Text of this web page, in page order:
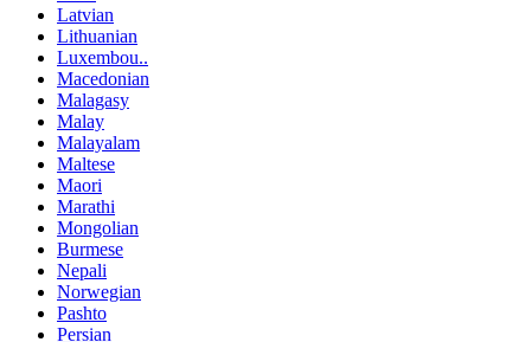
Latvian
Lithuanian
Luxembou..
Macedonian
Malagasy
Malay
Malayalam
Maltese
Maori
Marathi
Mongolian
Burmese
Nepali
Norwegian
Pashto
Persian